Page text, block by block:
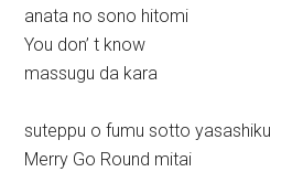
anata no sono hitomi
You don’ t know
massugu da kara
suteppu o fumu sotto yasashiku
Merry Go Round mitai